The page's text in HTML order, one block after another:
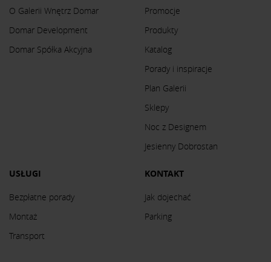
O Galerii Wnętrz Domar
Domar Development
Domar Spółka Akcyjna
Promocje
Produkty
Katalog
Porady i inspiracje
Plan Galerii
Sklepy
Noc z Designem
Jesienny Dobrostan
USŁUGI
Bezpłatne porady
Montaż
Transport
KONTAKT
Jak dojechać
Parking